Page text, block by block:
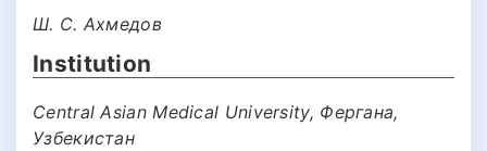
Ш. С. Ахмедов
Institution
Central Asian Medical University, Фергана,
Узбекистан